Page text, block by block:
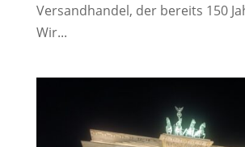
Versandhandel, der bereits 150
Wir...